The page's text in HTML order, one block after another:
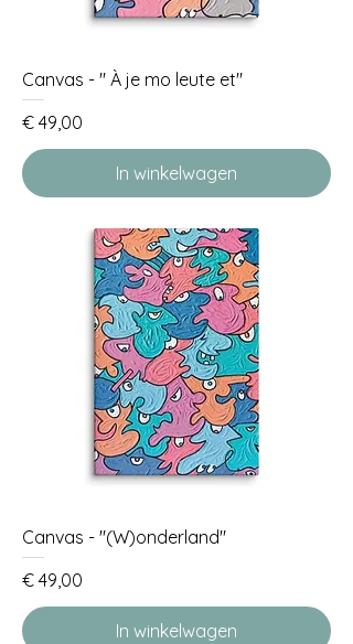
Canvas - " À je mo leute et"
Prijs
€ 49,00
In winkelwagen
Canvas - "(W)onderland"
Prijs
€ 49,00
In winkelwagen